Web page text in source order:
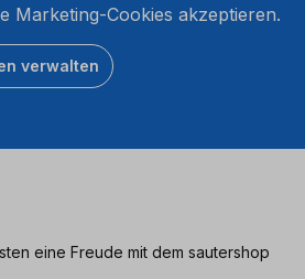
Marketing-Cookies akzeptieren.
verwalten
eine Freude mit dem sautershop